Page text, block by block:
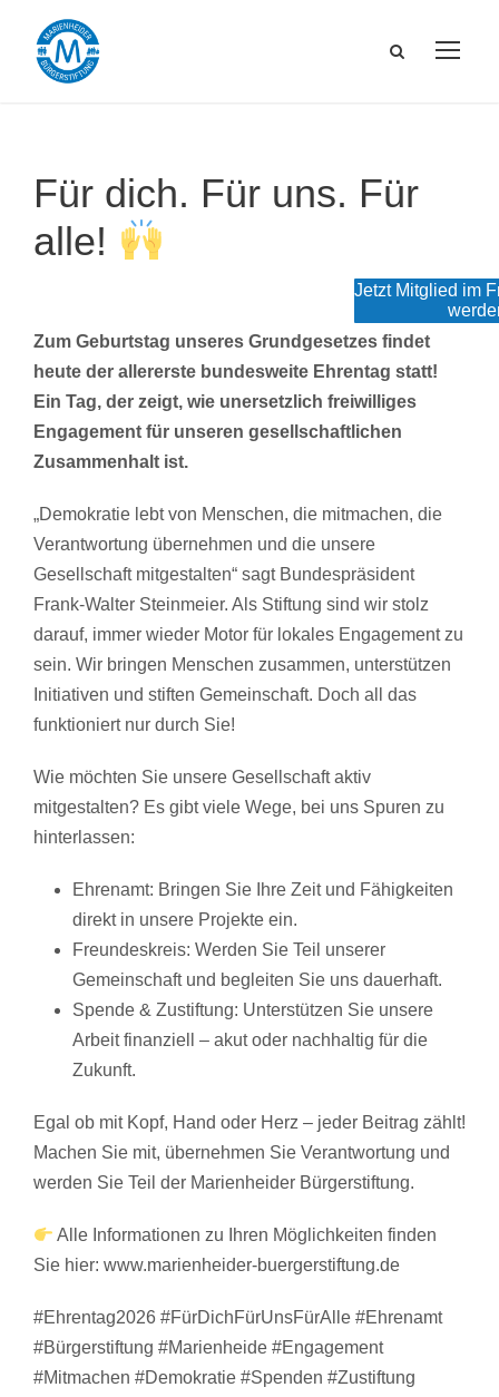
Für dich. Für uns. Für
alle!
Zum Geburtstag unseres Grundgesetzes findet
heute der allererste bundesweite Ehrentag statt!
Ein Tag, der zeigt, wie unersetzlich freiwilliges
Engagement für unseren gesellschaftlichen
Zusammenhalt ist.
„Demokratie lebt von Menschen, die mitmachen, die
Verantwortung übernehmen und die unsere
Gesellschaft mitgestalten“ sagt Bundespräsident
Frank-Walter Steinmeier. Als Stiftung sind wir stolz
darauf, immer wieder Motor für lokales Engagement zu
sein. Wir bringen Menschen zusammen, unterstützen
Initiativen und stiften Gemeinschaft. Doch all das
funktioniert nur durch Sie!
Wie möchten Sie unsere Gesellschaft aktiv
mitgestalten? Es gibt viele Wege, bei uns Spuren zu
hinterlassen:
Ehrenamt: Bringen Sie Ihre Zeit und Fähigkeiten
direkt in unsere Projekte ein.
Freundeskreis: Werden Sie Teil unserer
Gemeinschaft und begleiten Sie uns dauerhaft.
Spende & Zustiftung: Unterstützen Sie unsere
Arbeit finanziell – akut oder nachhaltig für die
Zukunft.
Egal ob mit Kopf, Hand oder Herz – jeder Beitrag zählt!
Machen Sie mit, übernehmen Sie Verantwortung und
werden Sie Teil der Marienheider Bürgerstiftung.
Alle Informationen zu Ihren Möglichkeiten finden
Sie hier: www.marienheider-buergerstiftung.de
#Ehrentag2026 #FürDichFürUnsFürAlle #Ehrenamt
#Bürgerstiftung #Marienheide #Engagement
#Mitmachen #Demokratie #Spenden #Zustiftung
Jetzt Mitglied im